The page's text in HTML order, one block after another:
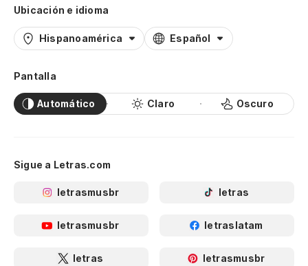
Ubicación e idioma
Hispanoamérica Español
Pantalla
Automático Claro Oscuro
Sigue a Letras.com
letrasmusbr letras
letrasmusbr letraslatam
letras letrasmusbr